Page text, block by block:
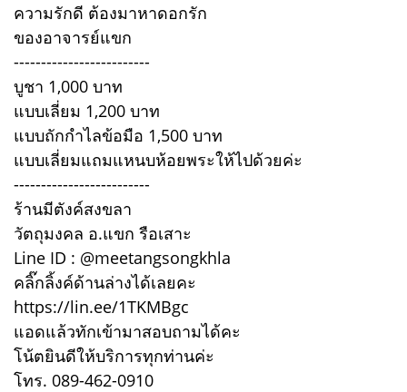
ความรักดี ต้องมาหาดอกรัก
ของอาจารย์แขก
-------------------------
บูชา 1,000 บาท
แบบเลี่ยม 1,200 บาท
แบบถักกำไลข้อมือ 1,500 บาท
แบบเลี่ยมแถมแหนบห้อยพระให้ไปด้วยค่ะ
-------------------------
ร้านมีตังค์สงขลา
วัตถุมงคล อ.แขก รือเสาะ
Line ID : @meetangsongkhla
คลิ๊กลิ้งค์ด้านล่างได้เลยคะ
https://lin.ee/1TKMBgc
แอดแล้วทักเข้ามาสอบถามได้คะ
โน้ตยินดีให้บริการทุกท่านค่ะ
โทร. 089-462-0910